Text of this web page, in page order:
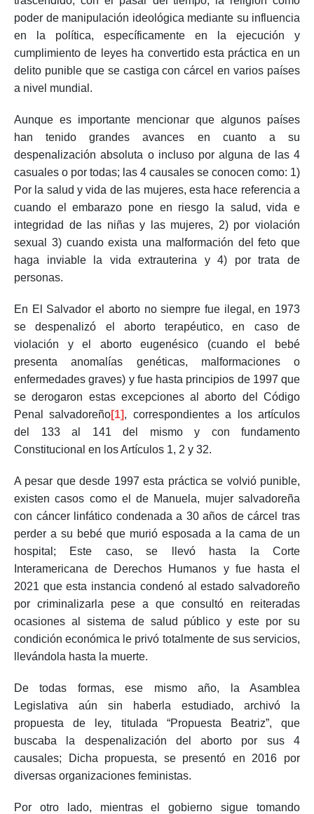
poder de manipulación ideológica mediante su influencia
en la política, específicamente en la ejecución y
cumplimiento de leyes ha convertido esta práctica en un
delito punible que se castiga con cárcel en varios países
a nivel mundial.
Aunque es importante mencionar que algunos países
han tenido grandes avances en cuanto a su
despenalización absoluta o incluso por alguna de las 4
casuales o por todas; las 4 causales se conocen como: 1)
Por la salud y vida de las mujeres, esta hace referencia a
cuando el embarazo pone en riesgo la salud, vida e
integridad de las niñas y las mujeres, 2) por violación
sexual 3) cuando exista una malformación del feto que
haga inviable la vida extrauterina y 4) por trata de
personas.
En El Salvador el aborto no siempre fue ilegal, en 1973
se despenalizó el aborto terapéutico, en caso de
violación y el aborto eugenésico (cuando el bebé
presenta anomalías genéticas, malformaciones o
enfermedades graves) y fue hasta principios de 1997 que
se derogaron estas excepciones al aborto del Código
Penal salvadoreño[1], correspondientes a los artículos
del 133 al 141 del mismo y con fundamento
Constitucional en los Artículos 1, 2 y 32.
A pesar que desde 1997 esta práctica se volvió punible,
existen casos como el de Manuela, mujer salvadoreña
con cáncer linfático condenada a 30 años de cárcel tras
perder a su bebé que murió esposada a la cama de un
hospital; Este caso, se llevó hasta la Corte
Interamericana de Derechos Humanos y fue hasta el
2021 que esta instancia condenó al estado salvadoreño
por criminalizarla pese a que consultó en reiteradas
ocasiones al sistema de salud público y este por su
condición económica le privó totalmente de sus servicios,
llevándola hasta la muerte.
De todas formas, ese mismo año, la Asamblea
Legislativa aún sin haberla estudiado, archivó la
propuesta de ley, titulada “Propuesta Beatriz”, que
buscaba la despenalización del aborto por sus 4
causales; Dicha propuesta, se presentó en 2016 por
diversas organizaciones feministas.
Por otro lado, mientras el gobierno sigue tomando